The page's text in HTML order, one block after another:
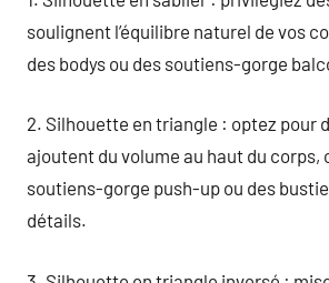
soulignent l’équilibre naturel de vos
des bodys ou des soutiens-gorge
2. Silhouette en triangle : optez pour
ajoutent du volume au haut du corps,
soutiens-gorge push-up ou des
détails.